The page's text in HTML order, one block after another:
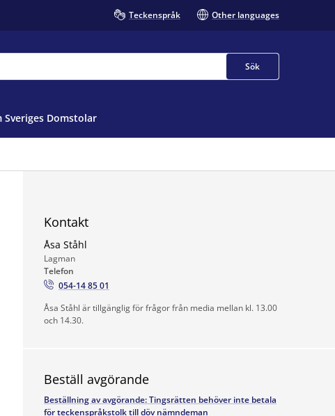
Teckenspråk Other languages
Sök
Sveriges Domstolar
Kontakt
Åsa Ståhl
Lagman
Telefon
054-14 85 01
Åsa Ståhl är tillgänglig för frågor från media mellan kl. 13.00
och 14.30.
Beställ avgörande
Beställning av avgörande: Tingsrätten behöver inte betala
för teckenspråkstolk till döv nämndeman